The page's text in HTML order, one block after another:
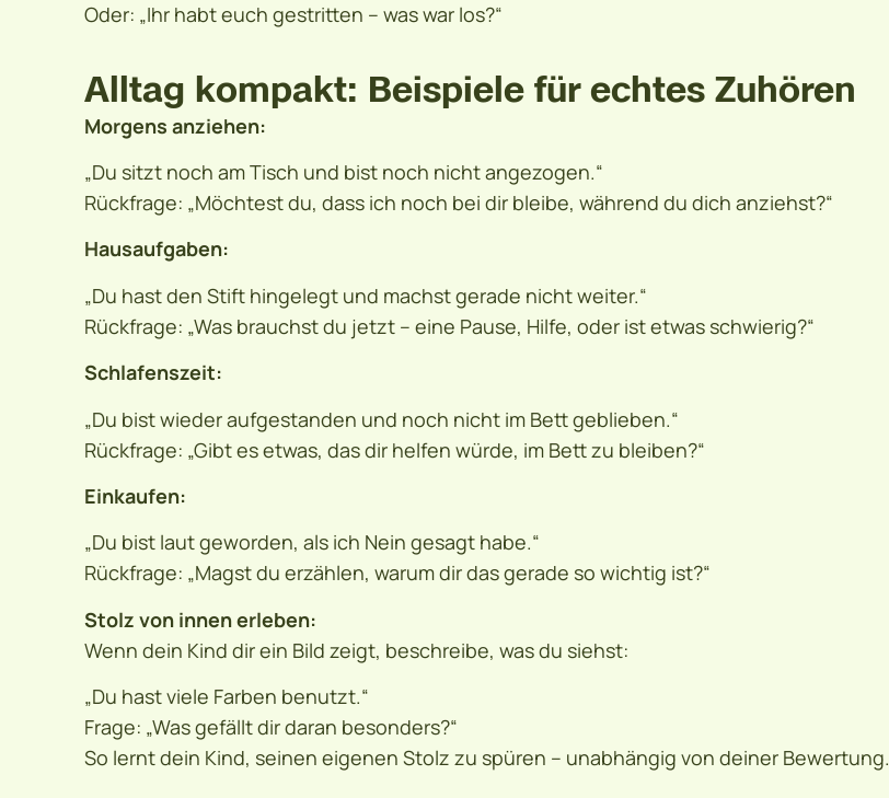
Oder: „Ihr habt euch gestritten – was war los?“
Alltag kompakt: Beispiele für echtes Zuhören
Morgens anziehen:
„Du sitzt noch am Tisch und bist noch nicht angezogen.“
Rückfrage: „Möchtest du, dass ich noch bei dir bleibe, während du dich anziehst?“
Hausaufgaben:
„Du hast den Stift hingelegt und machst gerade nicht weiter.“
Rückfrage: „Was brauchst du jetzt – eine Pause, Hilfe, oder ist etwas schwierig?“
Schlafenszeit:
„Du bist wieder aufgestanden und noch nicht im Bett geblieben.“
Rückfrage: „Gibt es etwas, das dir helfen würde, im Bett zu bleiben?“
Einkaufen:
„Du bist laut geworden, als ich Nein gesagt habe.“
Rückfrage: „Magst du erzählen, warum dir das gerade so wichtig ist?“
Stolz von innen erleben:
Wenn dein Kind dir ein Bild zeigt, beschreibe, was du siehst:
„Du hast viele Farben benutzt.“
Frage: „Was gefällt dir daran besonders?“
So lernt dein Kind, seinen eigenen Stolz zu spüren – unabhängig von deiner Bewertung.